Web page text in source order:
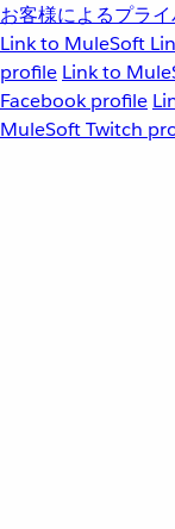
お客様によるプラ
Link to MuleSoft
profile Link to
Facebook profile
MuleSoft Twitch